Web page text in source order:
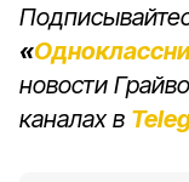
«
новости
каналах в